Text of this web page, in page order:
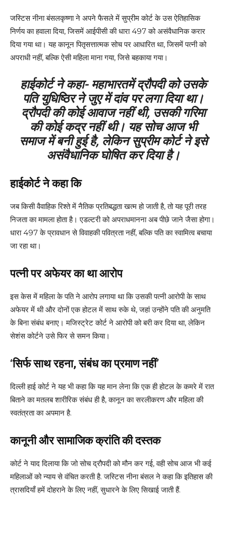
जस्टिस नीना बंसल‎कृष्णा ने अपने फैसले में सुप्रीम कोर्ट‎ के उस ऐतिहासिक
निर्णय का हवाला‎ दिया, जिसमें आईपीसी की धारा‎ 497 को असंवैधानिक करार
दिया ‎गया था। यह कानून पितृसत्तात्मक ‎सोच पर आधारित था, जिसमें पत्नी ‎को
अपराधी नहीं, बल्कि ऐसी‎ महिला माना गया, जिसे बहकाया ‎गया।
हाईकोर्ट ने कहा- महाभारत‎में द्रौपदी को उसके
पति युधिष्ठिर ने‎ जुए में दांव पर लगा दिया था।
द्रौपदी ‎की कोई आवाज नहीं थी, उसकी ‎गरिमा
की कोई कद्र नहीं थी। यह‎ सोच आज भी
समाज में बनी हुई है,‎ लेकिन सुप्रीम कोर्ट ने इसे
‎असंवैधानिक घोषित कर दिया है।
हाईकोर्ट ने कहा कि
जब किसी ‎वैवाहिक रिश्ते में नैतिक ‎प्रतिबद्धता खत्म हो जाती है, तो‎ यह पूरी तरह
निजता का मामला ‎होता है। एडल्टरी को अपराध‎मानना अब पीछे जाने जैसा होगा।‎‎
धारा 497 के प्रावधान से विवाह‎की पवित्रता नहीं, बल्कि पति का‎ स्वामित्व बचाया
जा रहा था।‎
पत्नी पर अफेयर का था आरोप
इस केस में महिला के पति ने‎ आरोप लगाया था कि उसकी‎ पत्नी आरोपी के साथ
अफेयर में‎ थी और दोनों एक होटल में साथ‎ रुके थे, जहां उन्होंने पति की ‎अनुमति
के बिना संबंध बनाए। ‎मजिस्ट्रेट कोर्ट ने आरोपी को बरी‎ कर दिया था, लेकिन
सेशंस कोर्ट‎ने उसे फिर से समन किया।‎
‘सिर्फ साथ रहना, संबंध का प्रमाण नहीं’
दिल्ली हाई कोर्ट ने यह भी कहा कि यह मान लेना कि एक ही होटल के कमरे में रात
बिताने का मतलब शारीरिक संबंध ही है, कानून का सरलीकरण और महिला की
स्वतंत्रता का अपमान है.
कानूनी और सामाजिक क्रांति की दस्तक
कोर्ट ने याद दिलाया कि जो सोच द्रौपदी को मौन कर गई, वही सोच आज भी कई
महिलाओं को न्याय से वंचित करती है. जस्टिस नीना बंसल ने कहा कि इतिहास की
त्रासदियाँ हमें दोहराने के लिए नहीं, सुधारने के लिए सिखाई जाती हैं.